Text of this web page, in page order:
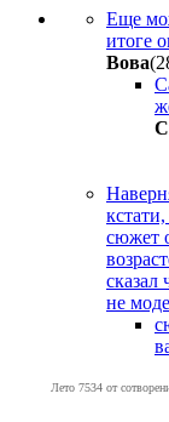
Еще
итоге
Boвa
сюжет
не
Лето 7534 от